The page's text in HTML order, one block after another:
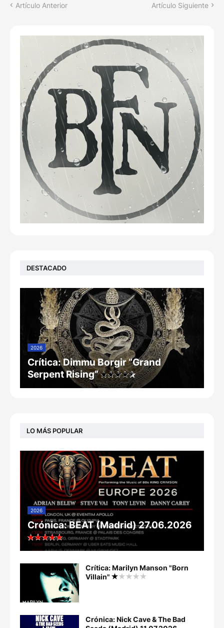
Artículo Anterior Artículo Siguiente
DESTACADO
2026
Crítica: Dimmu Borgir “Grand
Serpent Rising”
LO MÁS POPULAR
2026
Crónica: BEAT (Madrid) 27.06.2026
Crítica: Marilyn Manson "Born
Villain"
Crónica: Nick Cave & The Bad